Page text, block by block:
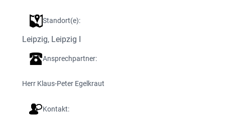
Standort(e):
Leipzig, Leipzig I
Ansprechpartner:
Herr Klaus-Peter Egelkraut
Kontakt: